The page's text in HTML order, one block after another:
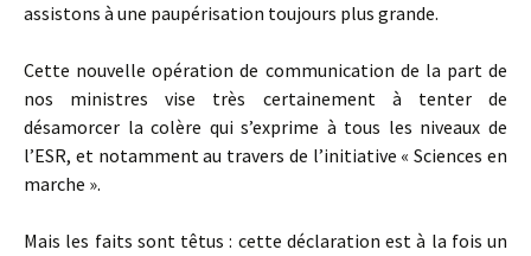
assistons à une paupérisation toujours plus grande.
Cette nouvelle opération de communication de la part de
nos ministres vise très certainement à tenter de
désamorcer la colère qui s’exprime à tous les niveaux de
l’ESR, et notamment au travers de l’initiative « Sciences en
marche ».
Mais les faits sont têtus : cette déclaration est à la fois un